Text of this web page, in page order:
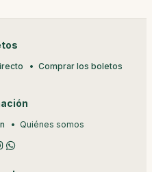
Comprar los boletos
Quiénes somos